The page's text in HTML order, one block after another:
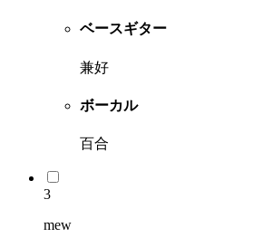
ベースギター
兼好
ボーカル
百合
3
mew